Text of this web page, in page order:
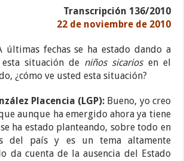
Transcripción 136/2010
22 de noviembre de 2010
últimas fechas se ha estado dando a
situación de niños sicarios en el
¿cómo ve usted esta situación?
Placencia (LGP): Bueno, yo creo
aunque ha emergido ahora ya tiene
ha estado planteando, sobre todo en
del país y es un tema altamente
da cuenta de la ausencia del Estado